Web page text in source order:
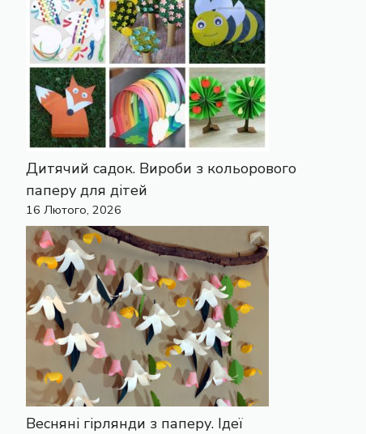
Дитячий садок. Вироби з кольорового
паперу для дітей
16 Лютого, 2026
Весняні гірлянди з паперу. Ідеї